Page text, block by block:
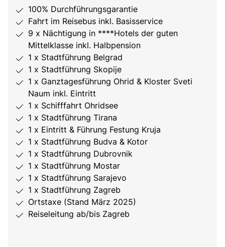
100% Durchführungsgarantie
Fahrt im Reisebus inkl. Basisservice
9 x Nächtigung in ****Hotels der guten
Mittelklasse inkl. Halbpension
1 x Stadtführung Belgrad
1 x Stadtführung Skopije
1 x Ganztagesführung Ohrid & Kloster Sveti
Naum inkl. Eintritt
1 x Schifffahrt Ohridsee
1 x Stadtführung Tirana
1 x Eintritt & Führung Festung Kruja
1 x Stadtführung Budva & Kotor
1 x Stadtführung Dubrovnik
1 x Stadtführung Mostar
1 x Stadtführung Sarajevo
1 x Stadtführung Zagreb
Ortstaxe (Stand März 2025)
Reiseleitung ab/bis Zagreb